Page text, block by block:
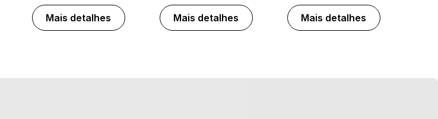
Mais detalhes Mais detalhes Mais detalhes